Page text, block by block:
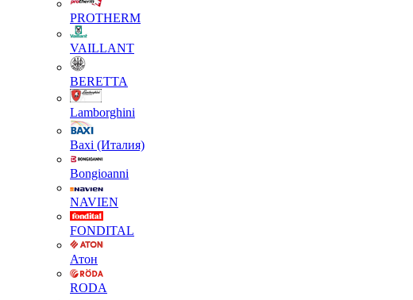
PROTHERM
VAILLANT
BERETTA
Lamborghini
Baxi (Италия)
Вongioanni
NAVIEN
FONDITAL
Атон
RODA